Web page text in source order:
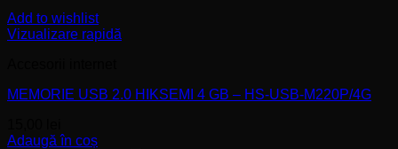
Add to wishlist
Vizualizare rapidă
MEMORIE USB 2.0 HIKSEMI 4 GB – HS-USB-M220P/4G
Adaugă în coș